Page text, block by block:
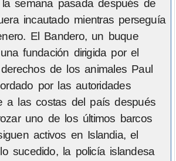
semana pasada después de
incautado mientras perseguía
El Bandero, un buque
fundación dirigida por el
de los animales Paul
por las autoridades
a las costas del país después
uno de los últimos barcos
activos en Islandia, el
sucedido, la policía islandesa